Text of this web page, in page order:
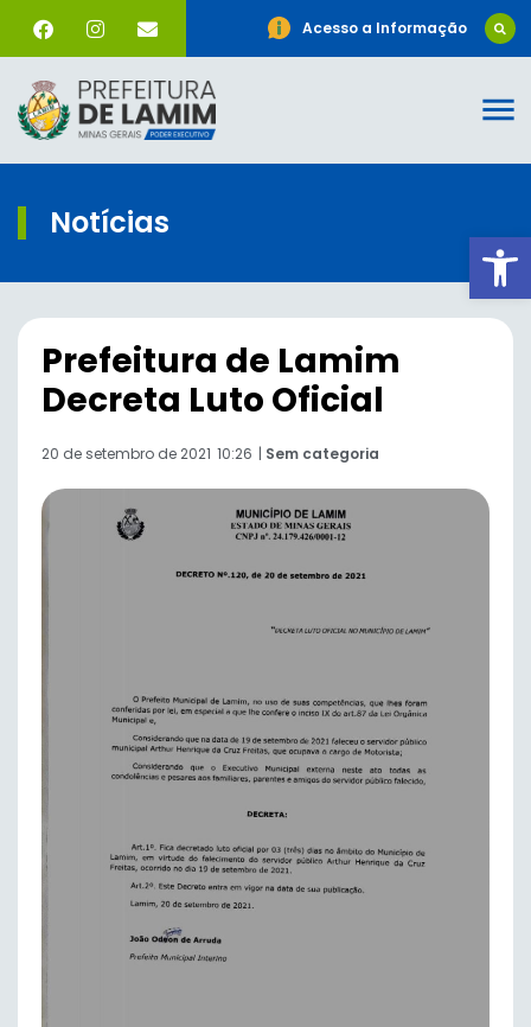
Acesso a Informação
Notícias
Prefeitura de Lamim
Decreta Luto Oficial
20 de setembro de 2021 10:26 | Sem categoria